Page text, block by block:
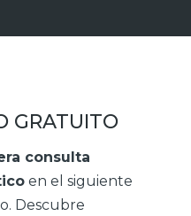
GRATUITO
consulta
en el siguiente
Descubre